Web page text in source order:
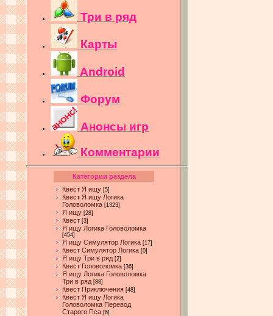
Три в ряд
Карты
Android
Форум
Анонсы игр
Комментарии
Категории раздела
Квест Я ищу [5]
Квест Я ищу Логика
Головоломка [1323]
Я ищу [28]
Квест [3]
Я ищу Логика Головоломка
[454]
Я ищу Симулятор Логика [17]
Квест Симулятор Логика [0]
Я ищу Три в ряд [2]
Квест Головоломка [36]
Я ищу Логика Головоломка
Три в ряд [88]
Квест Приключения [48]
Квест Я ищу Логика
Головоломка Перевод
Старого Пса [6]